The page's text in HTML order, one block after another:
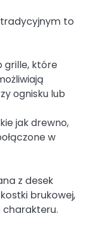
to
grille, które
ognisku lub
jak drewno,
w
z desek
brukowej,
charakteru.